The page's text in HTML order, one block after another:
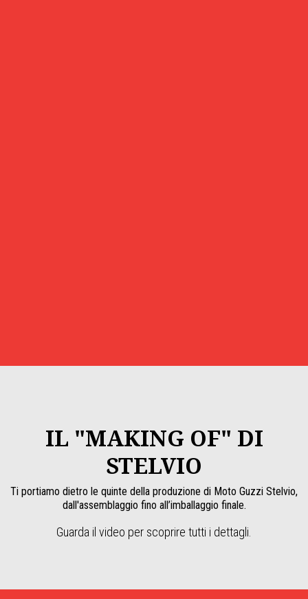
Item
Item
IL "MAKING OF" DI
STELVIO
Ti portiamo dietro le quinte della produzione di Moto Guzzi Stelvio,
dall'assemblaggio fino all’imballaggio finale.
Guarda il video per scoprire tutti i dettagli.